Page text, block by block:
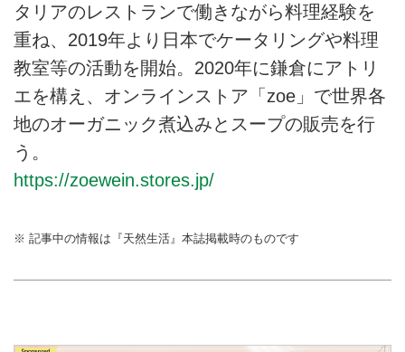
タリアのレストランで働きながら料理経験を
重ね、2019年より日本でケータリングや料理
教室等の活動を開始。2020年に鎌倉にアトリ
エを構え、オンラインストア「zoe」で世界各
地のオーガニック煮込みとスープの販売を行
う。
https://zoewein.stores.jp/
※ 記事中の情報は『天然生活』本誌掲載時のものです